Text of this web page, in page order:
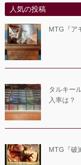
人気の投稿
MTG『ア
タルキー
入率は？
MTG『破